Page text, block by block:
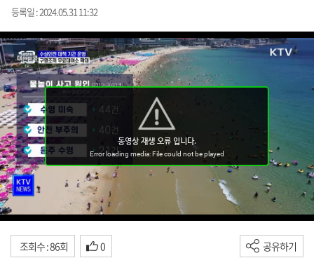
등록일 : 2024.05.31 11:32
조회수 : 86회 0 공유하기